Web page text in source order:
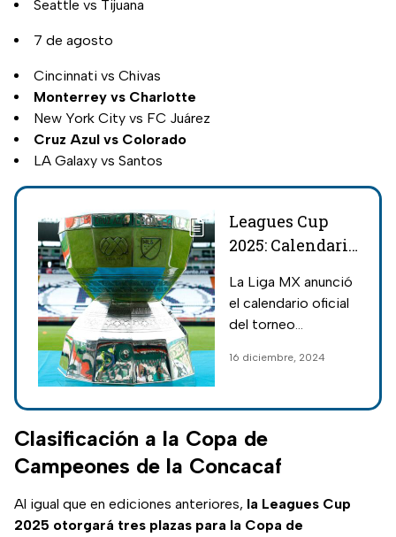
Seattle vs Tijuana
7 de agosto
Cincinnati vs Chivas
Monterrey vs Charlotte
New York City vs FC Juárez
Cruz Azul vs Colorado
LA Galaxy vs Santos
Leagues Cup
2025: Calendario
formato del
torneo entre la
MLS
La Liga MX anunció
el calendario oficial
del torneo
América del Norte;
tendrá un nuevo
formato y nuevas
fechas.
16 diciembre, 2024
Clasificación a la Copa de
Campeones de la Concacaf
Al igual que en ediciones anteriores, la Leagues Cup
2025 otorgará tres plazas para la Copa de